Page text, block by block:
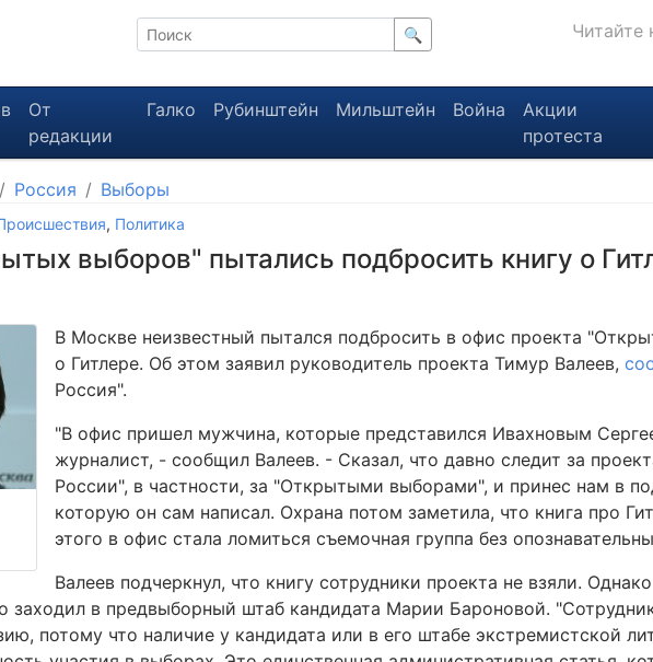
🔍 Читайте
От
редакции
Галко Рубинштейн Мильштейн Война
Акции
протеста
Россия Выборы
, Политика
выборов" пытались подбросить книгу о
В Москве неизвестный пытался подбросить в офис проекта
о Гитлере. Об этом заявил руководитель проекта Тимур Валеев,
Россия".
"В офис пришел мужчина, которые представился Ивахновым
журналист, - сообщил Валеев. - Сказал, что давно следит за
России", в частности, за "Открытыми выборами", и принес нам в
которую он сам написал. Охрана потом заметила, что книга про
этого в офис стала ломиться съемочная группа без
Валеев подчеркнул, что книгу сотрудники проекта не взяли.
заходил в предвыборный штаб кандидата Марии Бароновой.
потому что наличие у кандидата или в его штабе экстремистской